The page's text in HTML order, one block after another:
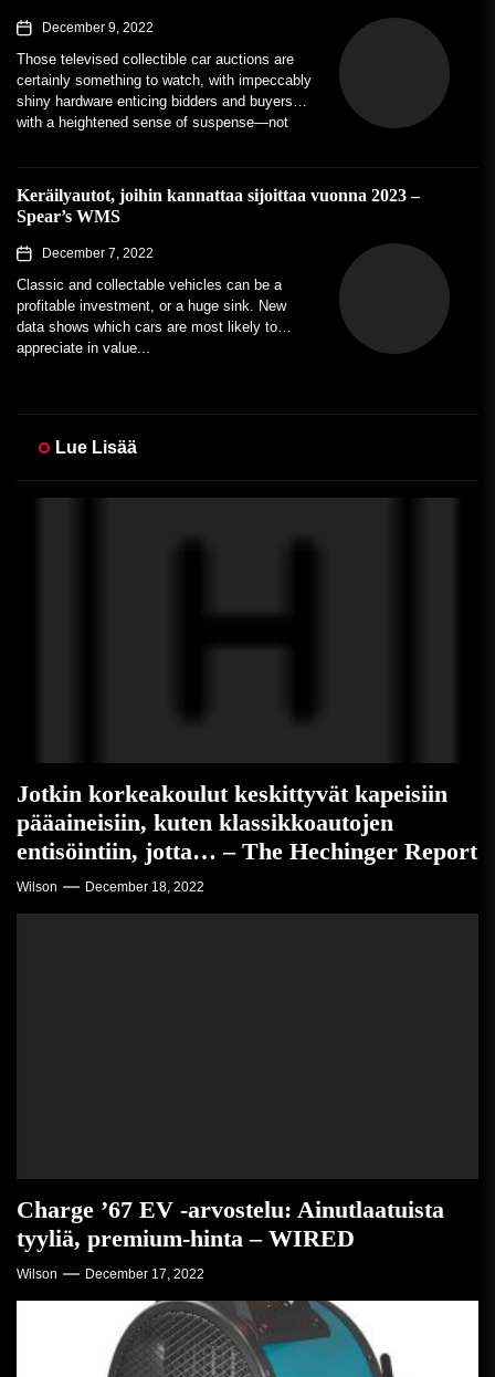
December 9, 2022
Those televised collectible car auctions are
certainly something to watch, with impeccably
shiny hardware enticing bidders and buyers
with a heightened sense of suspense—not
Keräilyautot, joihin kannattaa sijoittaa vuonna 2023 –
Spear’s WMS
December 7, 2022
Classic and collectable vehicles can be a
profitable investment, or a huge sink. New
data shows which cars are most likely to
appreciate in value...
Lue Lisää
Jotkin korkeakoulut keskittyvät kapeisiin
pääaineisiin, kuten klassikkoautojen
entisöintiin, jotta… – The Hechinger Report
Wilson December 18, 2022
Charge ’67 EV -arvostelu: Ainutlaatuista
tyyliä, premium-hinta – WIRED
Wilson December 17, 2022